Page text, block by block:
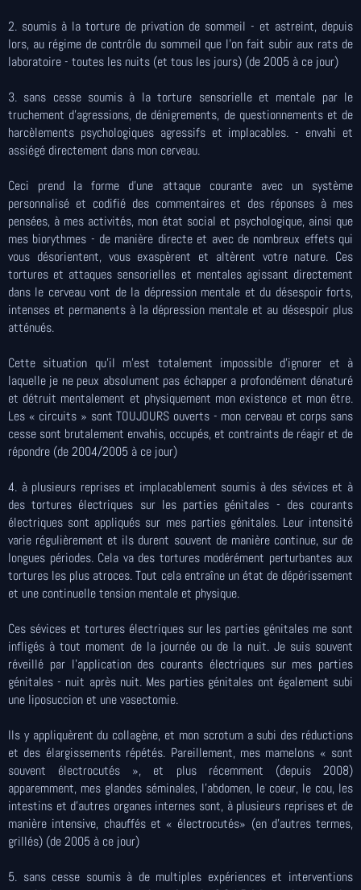
2. soumis à la torture de privation de sommeil - et astreint, depuis
lors, au régime de contrôle du sommeil que l'on fait subir aux rats de
laboratoire - toutes les nuits (et tous les jours) (de 2005 à ce jour)
3. sans cesse soumis à la torture sensorielle et mentale par le
truchement d'agressions, de dénigrements, de questionnements et de
harcèlements psychologiques agressifs et implacables. - envahi et
assiégé directement dans mon cerveau.
Ceci prend la forme d'une attaque courante avec un système
personnalisé et codifié des commentaires et des réponses à mes
pensées, à mes activités, mon état social et psychologique, ainsi que
mes biorythmes - de manière directe et avec de nombreux effets qui
vous désorientent, vous exaspèrent et altèrent votre nature. Ces
tortures et attaques sensorielles et mentales agissant directement
dans le cerveau vont de la dépression mentale et du désespoir forts,
intenses et permanents à la dépression mentale et au désespoir plus
atténués.
Cette situation qu'il m'est totalement impossible d'ignorer et à
laquelle je ne peux absolument pas échapper a profondément dénaturé
et détruit mentalement et physiquement mon existence et mon être.
Les « circuits » sont TOUJOURS ouverts - mon cerveau et corps sans
cesse sont brutalement envahis, occupés, et contraints de réagir et de
répondre (de 2004/2005 à ce jour)
4. à plusieurs reprises et implacablement soumis à des sévices et à
des tortures électriques sur les parties génitales - des courants
électriques sont appliqués sur mes parties génitales. Leur intensité
varie régulièrement et ils durent souvent de manière continue, sur de
longues périodes. Cela va des tortures modérément perturbantes aux
tortures les plus atroces. Tout cela entraîne un état de dépérissement
et une continuelle tension mentale et physique.
Ces sévices et tortures électriques sur les parties génitales me sont
infligés à tout moment de la journée ou de la nuit. Je suis souvent
réveillé par l'application des courants électriques sur mes parties
génitales - nuit après nuit. Mes parties génitales ont également subi
une liposuccion et une vasectomie.
Ils y appliquèrent du collagène, et mon scrotum a subi des réductions
et des élargissements répétés. Pareillement, mes mamelons « sont
souvent électrocutés », et plus récemment (depuis 2008)
apparemment, mes glandes séminales, l'abdomen, le coeur, le cou, les
intestins et d'autres organes internes sont, à plusieurs reprises et de
manière intensive, chauffés et « électrocutés» (en d'autres termes,
grillés) (de 2005 à ce jour)
5. sans cesse soumis à de multiples expériences et interventions